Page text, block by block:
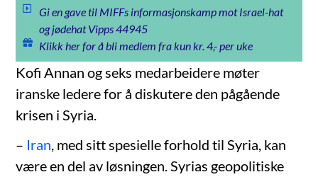
Gi en gave til MIFFs informasjonskamp mot Israel-hat
og jødehat Vipps 44945
Klikk her for å bli medlem fra kun kr. 4,- per uke
Kofi Annan og seks medarbeidere møter
iranske ledere for å diskutere den pågående
krisen i Syria.
– Iran , med sitt spesielle forhold til Syria, kan
være en del av løsningen. Syrias geopolitiske